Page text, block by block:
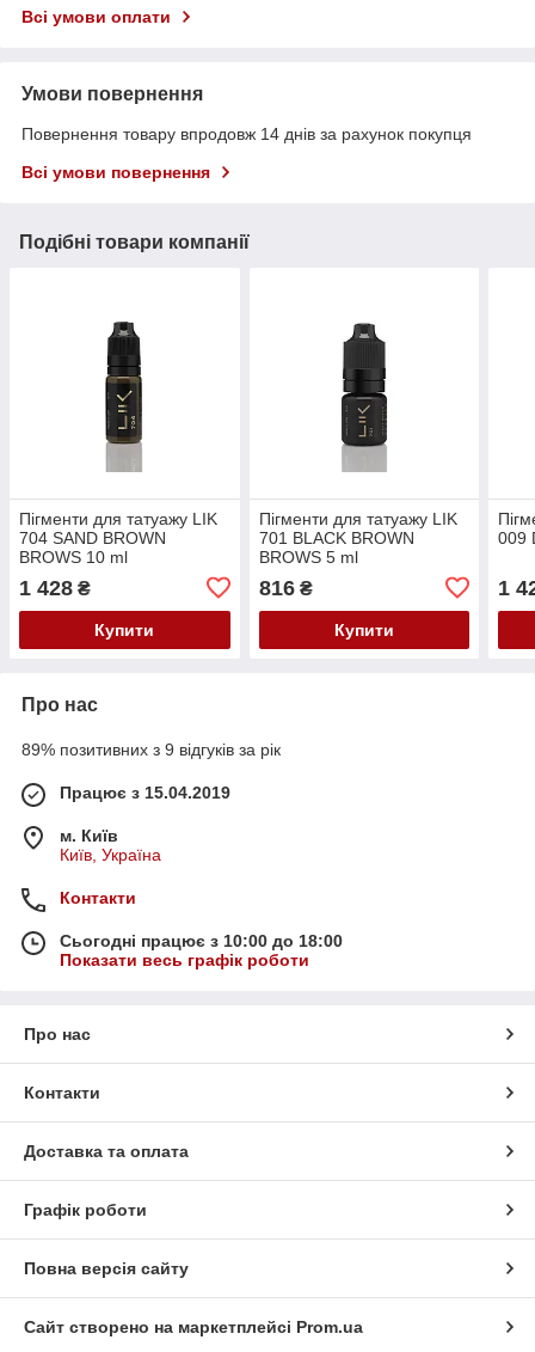
Всі умови оплати
Умови повернення
Повернення товару впродовж 14 днів за рахунок покупця
Всі умови повернення
Подібні товари компанії
Пігменти для татуажу LIK
704 SAND BROWN
BROWS 10 ml
1 428 ₴
Купити
Пігменти для татуажу LIK
701 BLACK BROWN
BROWS 5 ml
816₴
Купити
009
1
Про нас
89% позитивних з 9 відгуків за рік
Працює з 15.04.2019
м. Київ
Київ, Україна
Контакти
Сьогодні працює з 10:00 до 18:00
Показати весь графік роботи
Про нас
Контакти
Доставка та оплата
Графік роботи
Повна версія сайту
Сайт створено на маркетплейсі Prom.ua